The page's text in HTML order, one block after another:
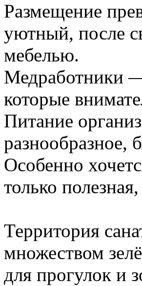
Размещение
уютный, после
мебелью.
Медработники
которые
Питание
разнообразное,
Особенно
только
Территория
множеством
для прогулок и